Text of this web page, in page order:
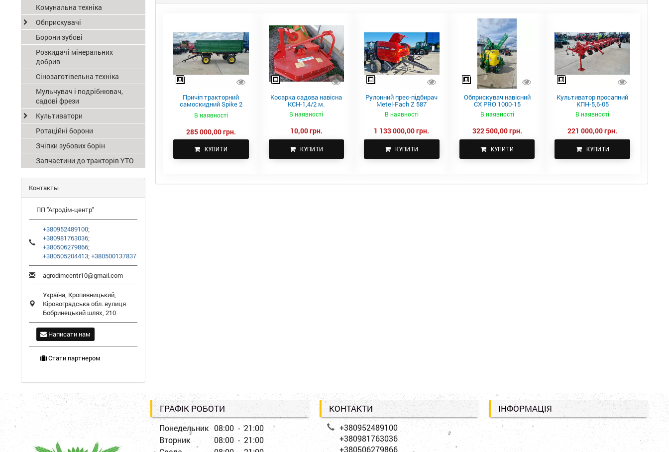
Причіп тракторний
самоскидний Spike 2
В наявності
285 000,00 грн.
КУПИТИ
Косарка садова навісна
КСН-1,4/2 м.
В наявності
10,00 грн.
КУПИТИ
Рулонний прес-підбирач
Metel-Fach Z 587
В наявності
1 133 000,00 грн.
КУПИТИ
Обприскувач навісний
CX PRO 1000-15
В наявності
322 500,00 грн.
КУПИТИ
Культиватор просапний
КПН-5,6-05
В наявності
221 000,00 грн.
КУПИТИ
Комунальна техніка
Обприскувачі
Борони зубові
Розкидачі мінеральних
добрив
Сінозаготівельна техніка
Мульчувач і подрібнювач,
садові фрези
Культиватори
Ротаційні борони
Зчіпки зубових борін
Запчастини до тракторів YTO
Контакты
ПП "Агродім-центр"
+380952489100;
+380981763036;
+380506279866;
+380505204413;+380500137837
agrodimcentr10@gmail.com
Україна, Кропивницький,
Кіровоградська обл. вулиця
Бобринецький шлях, 210
Написати нам
Стати партнером
ГРАФІК РОБОТИ
Понедельник 08:00 - 21:00
Вторник
08:00 - 21:00
КОНТАКТИ
+380952489100
+380981763036
+380506279866
ІНФОРМАЦІЯ